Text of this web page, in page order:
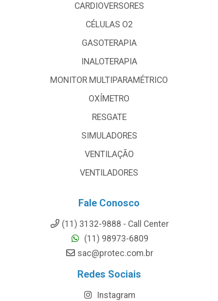
CARDIOVERSORES
CÉLULAS O2
GASOTERAPIA
INALOTERAPIA
MONITOR MULTIPARAMÉTRICO
OXÍMETRO
RESGATE
SIMULADORES
VENTILAÇÃO
VENTILADORES
Fale Conosco
(11) 3132-9888 - Call Center
(11) 98973-6809
sac@protec.com.br
Redes Sociais
Instagram